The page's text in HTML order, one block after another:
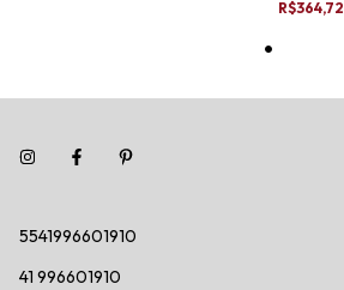
R$364,72
5541996601910
41 996601910